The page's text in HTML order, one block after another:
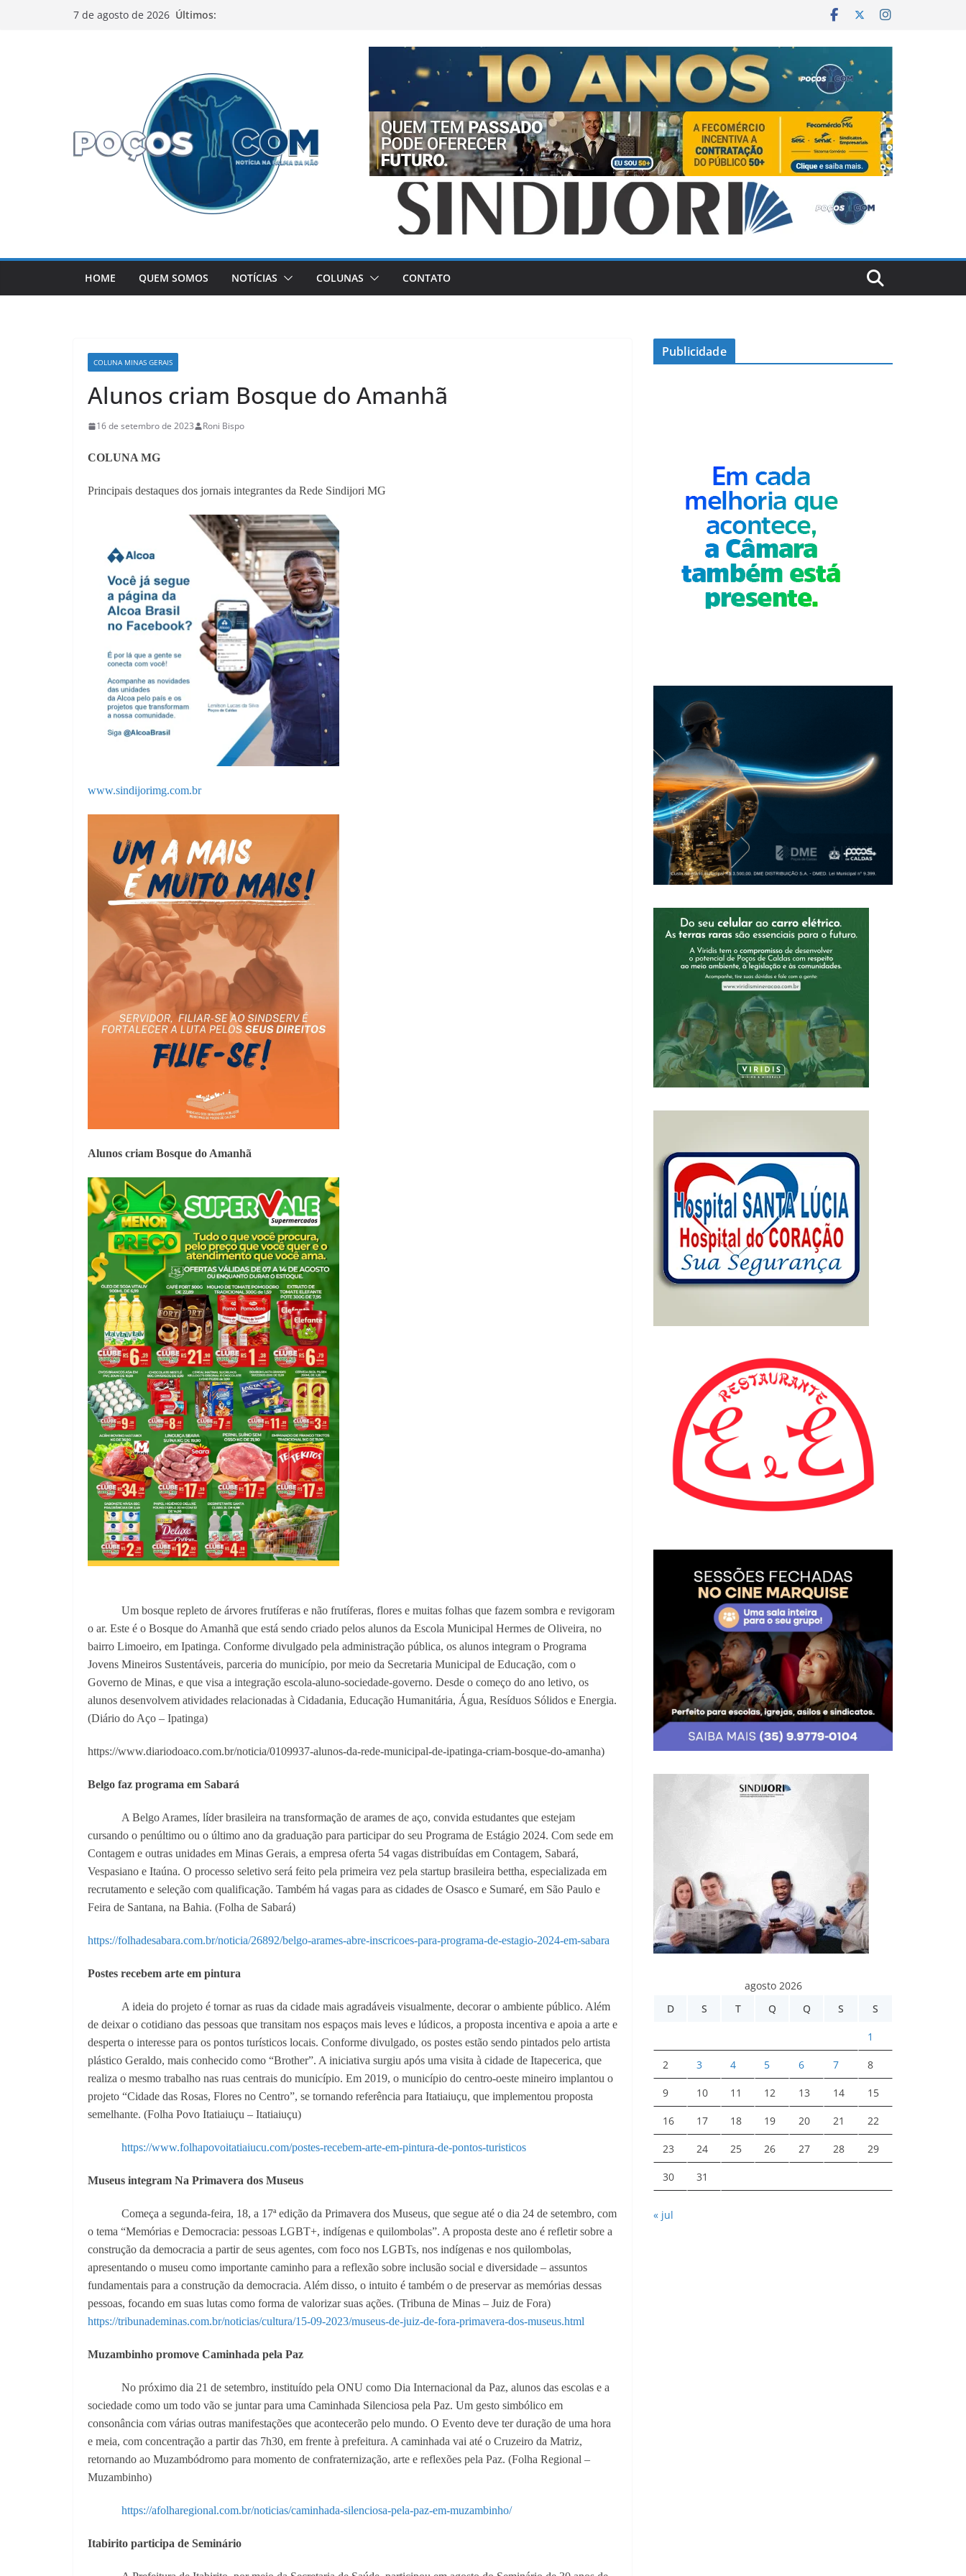
7 de agosto de 2026 Últimos:
HOME QUEM SOMOS NOTÍCIAS COLUNAS CONTATO
COLUNA MINAS GERAIS
Alunos criam Bosque do Amanhã
16 de setembro de 2023 Roni Bispo
COLUNA MG
Principais destaques dos jornais integrantes da Rede Sindijori MG
www.sindijorimg.com.br
Alunos criam Bosque do Amanhã
Um bosque repleto de árvores frutíferas e não frutíferas, flores e muitas folhas que fazem sombra e revigoram
o ar. Este é o Bosque do Amanhã que está sendo criado pelos alunos da Escola Municipal Hermes de Oliveira, no
bairro Limoeiro, em Ipatinga. Conforme divulgado pela administração pública, os alunos integram o Programa
Jovens Mineiros Sustentáveis, parceria do município, por meio da Secretaria Municipal de Educação, com o
Governo de Minas, e que visa a integração escola-aluno-sociedade-governo. Desde o começo do ano letivo, os
alunos desenvolvem atividades relacionadas à Cidadania, Educação Humanitária, Água, Resíduos Sólidos e Energia.
(Diário do Aço – Ipatinga)
https://www.diariodoaco.com.br/noticia/0109937-alunos-da-rede-municipal-de-ipatinga-criam-bosque-do-amanha)
Belgo faz programa em Sabará
A Belgo Arames, líder brasileira na transformação de arames de aço, convida estudantes que estejam
cursando o penúltimo ou o último ano da graduação para participar do seu Programa de Estágio 2024. Com sede em
Contagem e outras unidades em Minas Gerais, a empresa oferta 54 vagas distribuídas em Contagem, Sabará,
Vespasiano e Itaúna. O processo seletivo será feito pela primeira vez pela startup brasileira bettha, especializada em
recrutamento e seleção com qualificação. Também há vagas para as cidades de Osasco e Sumaré, em São Paulo e
Feira de Santana, na Bahia. (Folha de Sabará)
https://folhadesabara.com.br/noticia/26892/belgo-arames-abre-inscricoes-para-programa-de-estagio-2024-em-sabara
Postes recebem arte em pintura
A ideia do projeto é tornar as ruas da cidade mais agradáveis visualmente, decorar o ambiente público. Além
de deixar o cotidiano das pessoas que transitam nos espaços mais leves e lúdicos, a proposta incentiva e apoia a arte e
desperta o interesse para os pontos turísticos locais. Conforme divulgado, os postes estão sendo pintados pelo artista
plástico Geraldo, mais conhecido como “Brother”. A iniciativa surgiu após uma visita à cidade de Itapecerica, que
realiza o mesmo trabalho nas ruas centrais do município. Em 2019, o município do centro-oeste mineiro implantou o
projeto “Cidade das Rosas, Flores no Centro”, se tornando referência para Itatiaiuçu, que implementou proposta
semelhante. (Folha Povo Itatiaiuçu – Itatiaiuçu)
https://www.folhapovoitatiaiucu.com/postes-recebem-arte-em-pintura-de-pontos-turisticos
Museus integram Na Primavera dos Museus
Começa a segunda-feira, 18, a 17ª edição da Primavera dos Museus, que segue até o dia 24 de setembro, com
o tema “Memórias e Democracia: pessoas LGBT+, indígenas e quilombolas”. A proposta deste ano é refletir sobre a
construção da democracia a partir de seus agentes, com foco nos LGBTs, nos indígenas e nos quilombolas,
apresentando o museu como importante caminho para a reflexão sobre inclusão social e diversidade – assuntos
fundamentais para a construção da democracia. Além disso, o intuito é também o de preservar as memórias dessas
pessoas, focando em suas lutas como forma de valorizar suas ações. (Tribuna de Minas – Juiz de Fora)
https://tribunademinas.com.br/noticias/cultura/15-09-2023/museus-de-juiz-de-fora-primavera-dos-museus.html
Muzambinho promove Caminhada pela Paz
No próximo dia 21 de setembro, instituído pela ONU como Dia Internacional da Paz, alunos das escolas e a
sociedade como um todo vão se juntar para uma Caminhada Silenciosa pela Paz. Um gesto simbólico em
consonância com várias outras manifestações que acontecerão pelo mundo. O Evento deve ter duração de uma hora
e meia, com concentração a partir das 7h30, em frente à prefeitura. A caminhada vai até o Cruzeiro da Matriz,
retornando ao Muzambódromo para momento de confraternização, arte e reflexões pela Paz. (Folha Regional –
Muzambinho)
https://afolharegional.com.br/noticias/caminhada-silenciosa-pela-paz-em-muzambinho/
Itabirito participa de Seminário
Publicidade
agosto 2026
D
S T Q Q S S
1
2 3 4 5 6 7 8
9 10 11 12 13 14 15
16 17 18 19 20 21 22
23 24 25 26 27 28 29
30 31
« jul